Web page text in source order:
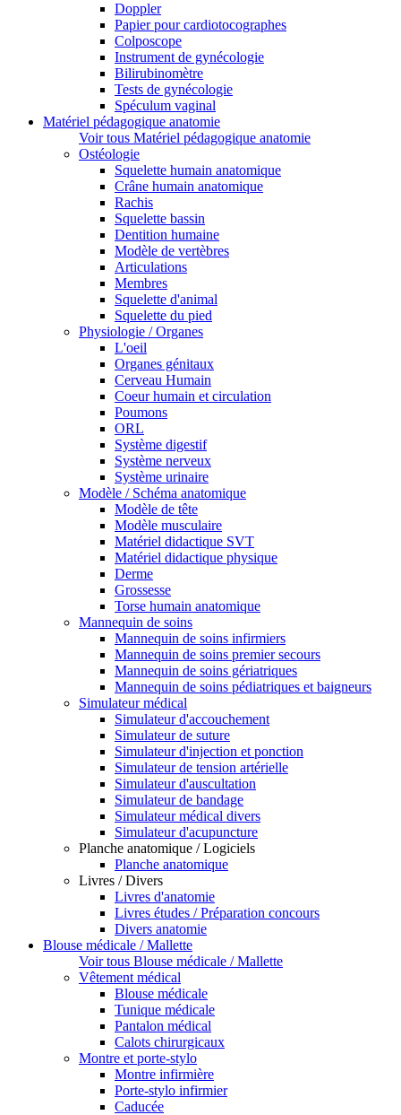
Doppler
Papier pour cardiotocographes
Colposcope
Instrument de gynécologie
Bilirubinomètre
Tests de gynécologie
Spéculum vaginal
Matériel pédagogique anatomie
Voir tous Matériel pédagogique anatomie
Ostéologie
Squelette humain anatomique
Crâne humain anatomique
Rachis
Squelette bassin
Dentition humaine
Modèle de vertèbres
Articulations
Membres
Squelette d'animal
Squelette du pied
Physiologie / Organes
L'oeil
Organes génitaux
Cerveau Humain
Coeur humain et circulation
Poumons
ORL
Système digestif
Système nerveux
Système urinaire
Modèle / Schéma anatomique
Modèle de tête
Modèle musculaire
Matériel didactique SVT
Matériel didactique physique
Derme
Grossesse
Torse humain anatomique
Mannequin de soins
Mannequin de soins infirmiers
Mannequin de soins premier secours
Mannequin de soins gériatriques
Mannequin de soins pédiatriques et baigneurs
Simulateur médical
Simulateur d'accouchement
Simulateur de suture
Simulateur d'injection et ponction
Simulateur de tension artérielle
Simulateur d'auscultation
Simulateur de bandage
Simulateur médical divers
Simulateur d'acupuncture
Planche anatomique / Logiciels
Planche anatomique
Livres / Divers
Livres d'anatomie
Livres études / Préparation concours
Divers anatomie
Blouse médicale / Mallette
Voir tous Blouse médicale / Mallette
Vêtement médical
Blouse médicale
Tunique médicale
Pantalon médical
Calots chirurgicaux
Montre et porte-stylo
Montre infirmière
Porte-stylo infirmier
Caducée